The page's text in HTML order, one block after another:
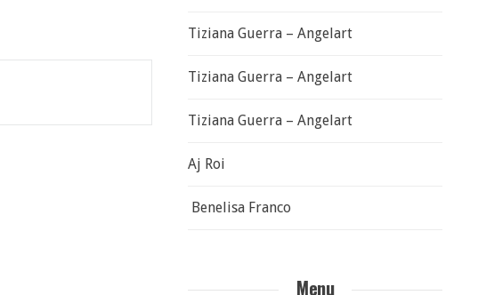
Tiziana Guerra – Angelart
Tiziana Guerra – Angelart
Tiziana Guerra – Angelart
Aj Roi
Benelisa Franco
Menu